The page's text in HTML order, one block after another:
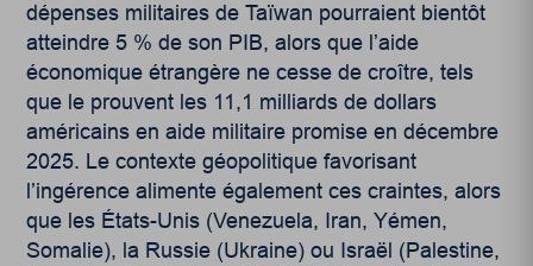
dépenses militaires de Taïwan pourraient bientôt
atteindre 5 % de son PIB, alors que l’aide
économique étrangère ne cesse de croître, tels
que le prouvent les 11,1 milliards de dollars
américains en aide militaire promise en décembre
2025. Le contexte géopolitique favorisant
l’ingérence alimente également ces craintes, alors
que les États-Unis (Venezuela, Iran, Yémen,
Somalie), la Russie (Ukraine) ou Israël (Palestine,